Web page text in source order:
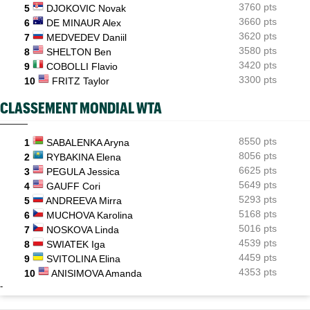
5
DJOKOVIC Novak
3760 pts
6
DE MINAUR Alex
3660 pts
7
MEDVEDEV Daniil
3620 pts
8
SHELTON Ben
3580 pts
9
COBOLLI Flavio
3420 pts
10
FRITZ Taylor 3300 pts
CLASSEMENT MONDIAL WTA
1 SABALENKA Aryna
8550 pts
2
RYBAKINA Elena
8056 pts
3
PEGULA Jessica
6625 pts
4
GAUFF Cori
5649 pts
5
ANDREEVA Mirra
5293 pts
6
MUCHOVA Karolina
5168 pts
7
NOSKOVA Linda
5016 pts
8
SWIATEK Iga
4539 pts
9
SVITOLINA Elina
4459 pts
10
ANISIMOVA Amanda 4353 pts
-